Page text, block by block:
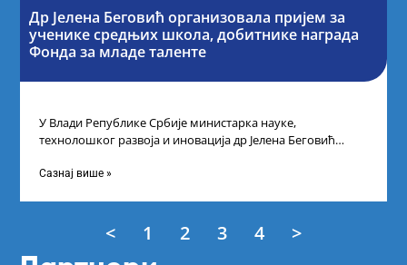
Др Јелена Беговић организовала пријем за
ученике средњих школа, добитнике награда
Фонда за младе таленте
У Влади Републике Србије министарка науке,
технолошког развоја и иновација др Јелена Беговић
Сазнај више »
< 1 2 3 4 >